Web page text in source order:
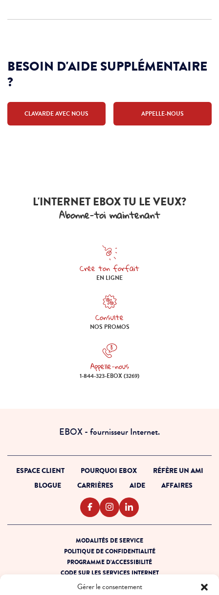
Gérer le consentement
BESOIN D'AIDE SUPPLÉMENTAIRE
?
CLAVARDE AVEC NOUS APPELLE-NOUS
L'INTERNET EBOX TU LE VEUX?
Abonne-toi maintenant
Crée ton forfait
Crée ton forfait en ligne
EN LIGNE
Consulte
Consulte nos promos
NOS PROMOS
Appelle-nous
Appelle-nous 1-844-323-EBOX
1-844-323-EBOX (3269)
EBOX - fournisseur Internet.
ESPACE CLIENT POURQUOI EBOX
RÉFÈRE UN AMI
BLOGUE
CARRIÈRES AIDE AFFAIRES
MODALITÉS DE SERVICE
POLITIQUE DE CONFIDENTIALITÉ
PROGRAMME D’ACCESSIBILITÉ
CODE SUR LES SERVICES INTERNET
PRÊT POUR LA PANNE